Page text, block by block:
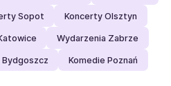
Sopot Koncerty Olsztyn
Wydarzenia Zabrze
Komedie Poznań